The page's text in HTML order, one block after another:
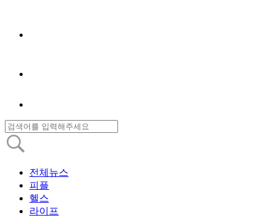
전체뉴스
피플
헬스
라이프